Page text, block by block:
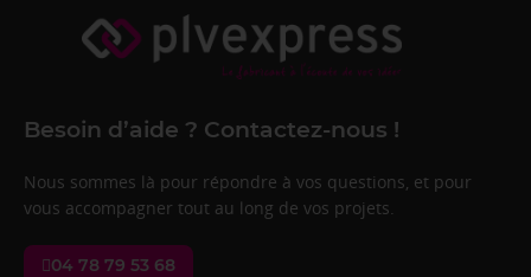
Besoin d’aide ? Contactez-nous !
Nous sommes là pour répondre à vos questions, et pour
vous accompagner tout au long de vos projets.
04 78 79 53 68